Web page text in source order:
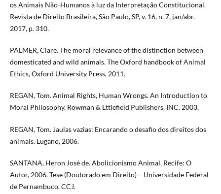
os Animais Não-Humanos à luz da Interpretação Constitucional.
Revista de Direito Brasileira, São Paulo, SP, v. 16, n. 7, jan/abr.
2017, p. 310.
PALMER, Clare. The moral relevance of the distinction between
domesticated and wild animals. The Oxford handbook of Animal
Ethics, Oxford University Press, 2011.
REGAN, Tom. Animal Rights, Human Wrongs. An Introduction to
Moral Philosophy. Rowman & Lttlefield Publishers, INC. 2003.
REGAN, Tom. Jaulas vazias: Encarando o desafio dos direitos dos
animais. Lugano, 2006.
SANTANA, Heron José de. Abolicionismo Animal. Recife: O
Autor, 2006. Tese (Doutorado em Direito) – Universidade Federal
de Pernambuco. CCJ.